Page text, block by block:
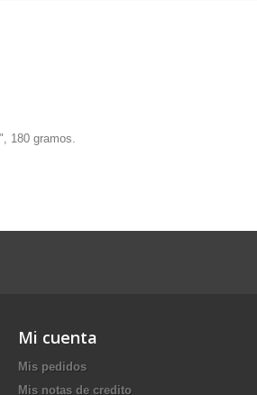
180 gramos.
Mi cuenta
Mis pedidos
Mis notas de credito